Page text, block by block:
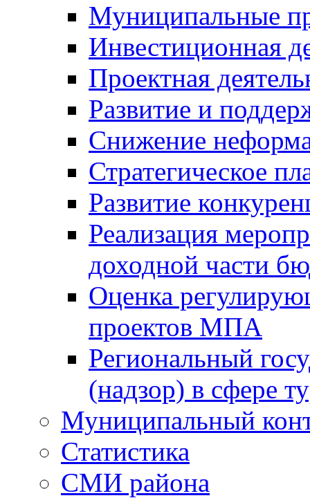
Муниципальные
Инвестиционная
Проектная
Развитие и
Снижение
Стратегическое
Развитие
Реализация
доходной части
Оценка
проектов МПА
Региональный
(надзор) в сфере
Муниципальный
Статистика
СМИ района